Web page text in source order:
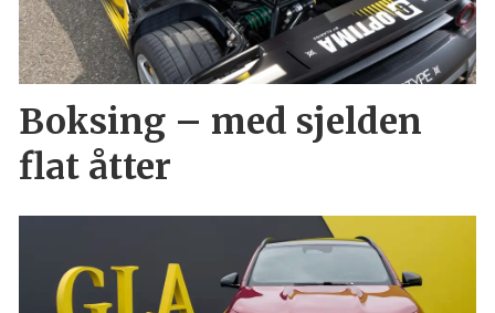
Boksing – med sjelden
flat åtter